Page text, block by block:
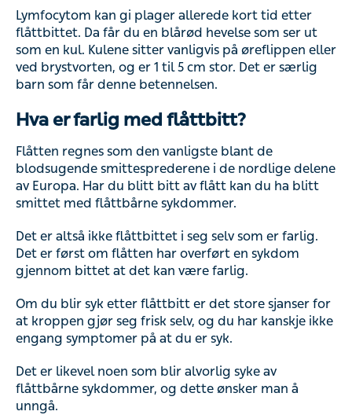
Lymfocytom kan gi plager allerede kort tid etter
flåttbittet. Da får du en blårød hevelse som ser ut
som en kul. Kulene sitter vanligvis på øreflippen eller
ved brystvorten, og er 1 til 5 cm stor. Det er særlig
barn som får denne betennelsen.
Hva er farlig med flåttbitt?
Flåtten regnes som den vanligste blant de
blodsugende smittesprederene i de nordlige delene
av Europa. Har du blitt bitt av flått kan du ha blitt
smittet med flåttbårne sykdommer.
Det er altså ikke flåttbittet i seg selv som er farlig.
Det er først om flåtten har overført en sykdom
gjennom bittet at det kan være farlig.
Om du blir syk etter flåttbitt er det store sjanser for
at kroppen gjør seg frisk selv, og du har kanskje ikke
engang symptomer på at du er syk.
Det er likevel noen som blir alvorlig syke av
flåttbårne sykdommer, og dette ønsker man å
unngå.